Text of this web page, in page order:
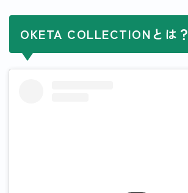
OKETA COLLECTIONとは？